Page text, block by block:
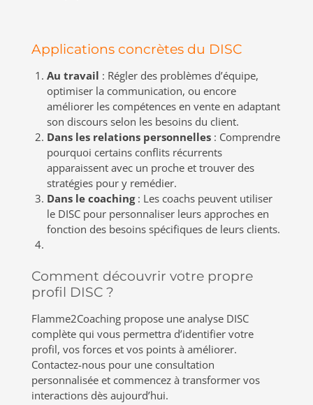
Applications concrètes du DISC
Au travail : Régler des problèmes d’équipe,
optimiser la communication, ou encore
améliorer les compétences en vente en adaptant
son discours selon les besoins du client.
Dans les relations personnelles : Comprendre
pourquoi certains conflits récurrents
apparaissent avec un proche et trouver des
stratégies pour y remédier.
Dans le coaching: Les coachs peuvent utiliser
le DISC pour personnaliser leurs approches en
fonction des besoins spécifiques de leurs clients.
Comment découvrir votre propre
profil DISC ?
Flamme2Coaching propose une analyse DISC
complète qui vous permettra d’identifier votre
profil, vos forces et vos points à améliorer.
Contactez-nous pour une consultation
personnalisée et commencez à transformer vos
interactions dès aujourd’hui.